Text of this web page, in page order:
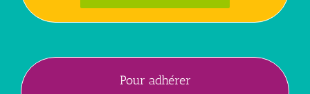
Pour adhérer